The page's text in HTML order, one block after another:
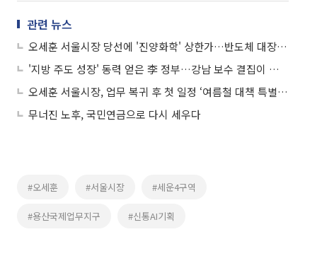
관련 뉴스
오세훈 서울시장 당선에 '진양화학' 상한가…반도체 대장주 주춤하자 '소부장' 급등
'지방 주도 성장' 동력 얻은 李 정부…강남 보수 결집이 서울시장 판세 갈랐다
오세훈 서울시장, 업무 복귀 후 첫 일정 ‘여름철 대책 특별 점검회의’ 주재
무너진 노후, 국민연금으로 다시 세우다
#오세훈 #서울시장 #세운4구역
#용산국제업무지구 #신통AI기획